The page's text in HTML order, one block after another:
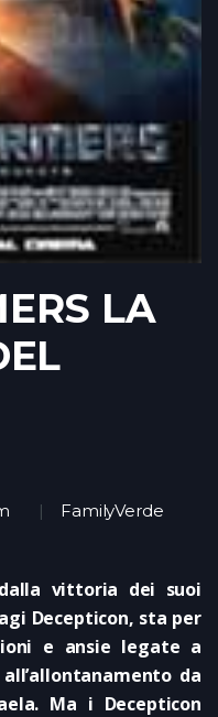
LA
FamilyVerde
vittoria dei suoi
Decepticon, sta per
e ansie legate a
da
Ma i Decepticon